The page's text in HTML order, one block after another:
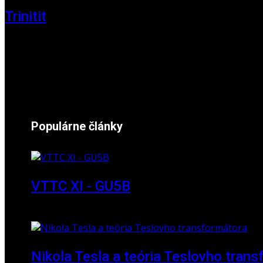
Trinitit
Populárne články
VTTC XI - GU5B
Nikola Tesla a teória Teslovho